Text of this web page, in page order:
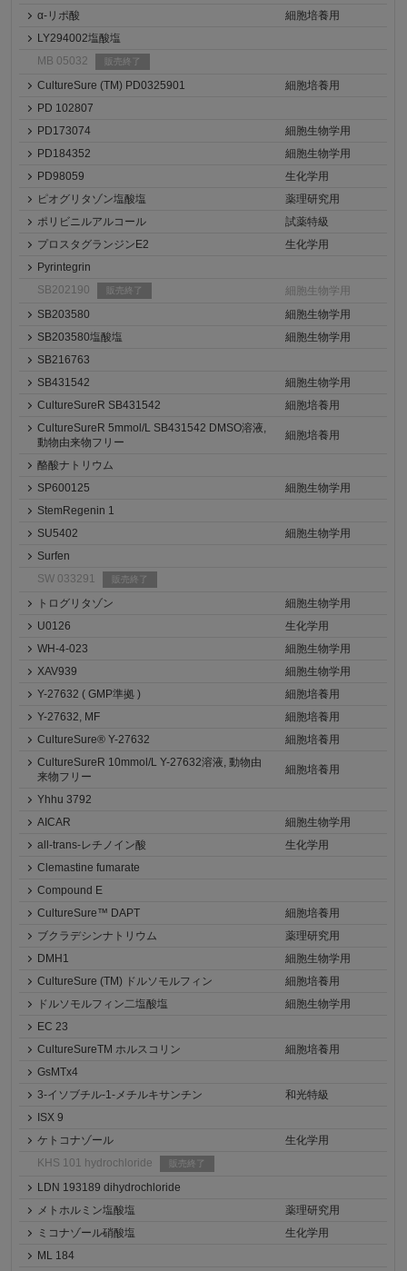
α-リポ酸
細胞培養用
LY294002塩酸塩
MB 05032
販売終了
CultureSure (TM) PD0325901
細胞培養用
PD 102807
PD173074
細胞生物学用
PD184352
細胞生物学用
PD98059
生化学用
ピオグリタゾン塩酸塩
薬理研究用
ポリビニルアルコール
試薬特級
プロスタグランジンE2
生化学用
Pyrintegrin
SB202190
販売終了
細胞生物学用
SB203580
細胞生物学用
SB203580塩酸塩
細胞生物学用
SB216763
SB431542
細胞生物学用
CultureSureR SB431542
細胞培養用
CultureSureR 5mmol/L SB431542 DMSO溶液,
動物由来物フリー
細胞培養用
酪酸ナトリウム
SP600125
細胞生物学用
StemRegenin 1
SU5402
細胞生物学用
Surfen
SW 033291
販売終了
トログリタゾン
細胞生物学用
U0126
生化学用
WH-4-023
細胞生物学用
XAV939
細胞生物学用
Y-27632 ( GMP準拠 )
細胞培養用
Y-27632, MF
細胞培養用
CultureSure® Y-27632
細胞培養用
CultureSureR 10mmol/L Y-27632溶液, 動物由
来物フリー
細胞培養用
Yhhu 3792
AICAR
細胞生物学用
all-trans-レチノイン酸
生化学用
Clemastine fumarate
Compound E
CultureSure™ DAPT
細胞培養用
ブクラデシンナトリウム
薬理研究用
DMH1
細胞生物学用
CultureSure (TM) ドルソモルフィン
細胞培養用
ドルソモルフィン二塩酸塩
細胞生物学用
EC 23
CultureSureTM ホルスコリン
細胞培養用
GsMTx4
3-イソブチル-1-メチルキサンチン
和光特級
ISX 9
ケトコナゾール
生化学用
KHS 101 hydrochloride
販売終了
LDN 193189 dihydrochloride
メトホルミン塩酸塩
薬理研究用
ミコナゾール硝酸塩
生化学用
ML 184